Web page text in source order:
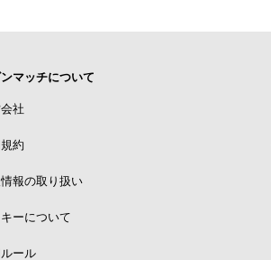
マッチについて
社
約
報の取り扱い
ーについて
ール